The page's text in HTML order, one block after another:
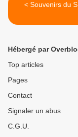
< Souvenirs du
Hébergé par
Top articles
Pages
Contact
Signaler un abus
C.G.U.